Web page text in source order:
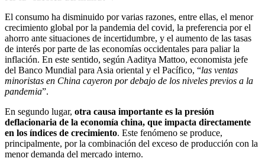
El consumo ha disminuido por varias razones, entre ellas, el menor
crecimiento global por la pandemia del covid, la preferencia por el
ahorro ante situaciones de incertidumbre, y el aumento de las tasas
de interés por parte de las economías occidentales para paliar la
inflación. En este sentido, según Aaditya Mattoo, economista jefe
del Banco Mundial para Asia oriental y el Pacífico, “las ventas
minoristas en China cayeron por debajo de los niveles previos a la
pandemia”.
En segundo lugar, otra causa importante es la presión
deflacionaria de la economía china, que impacta directamente
en los índices de crecimiento. Este fenómeno se produce,
principalmente, por la combinación del exceso de producción con la
menor demanda del mercado interno.